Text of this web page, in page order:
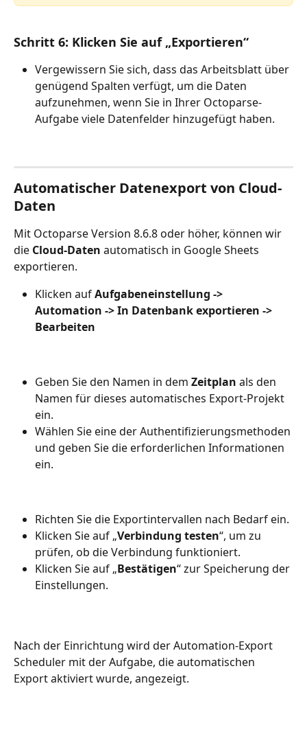
Schritt 6: Klicken Sie auf „Exportieren“
Vergewissern Sie sich, dass das Arbeitsblatt über
genügend Spalten verfügt, um die Daten
aufzunehmen, wenn Sie in Ihrer Octoparse-
Aufgabe viele Datenfelder hinzugefügt haben.
Automatischer Datenexport von Cloud-
Daten
Mit Octoparse Version 8.6.8 oder höher, können wir
die Cloud-Daten automatisch in Google Sheets
exportieren.
Klicken auf Aufgabeneinstellung ->
Automation -> In Datenbank exportieren ->
Bearbeiten
Geben Sie den Namen in dem Zeitplan als den
Namen für dieses automatisches Export-Projekt
ein.
Wählen Sie eine der Authentifizierungsmethoden
und geben Sie die erforderlichen Informationen
ein.
Richten Sie die Exportintervallen nach Bedarf ein.
Klicken Sie auf „Verbindung testen“, um zu
prüfen, ob die Verbindung funktioniert.
Klicken Sie auf „Bestätigen“ zur Speicherung der
Einstellungen.
Nach der Einrichtung wird der Automation-Export
Scheduler mit der Aufgabe, die automatischen
Export aktiviert wurde, angezeigt.